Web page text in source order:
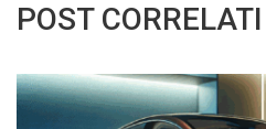
POST CORRELATI